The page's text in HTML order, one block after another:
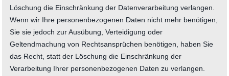
Löschung die Einschränkung der Datenverarbeitung verlangen.
Wenn wir Ihre personenbezogenen Daten nicht mehr benötigen,
Sie sie jedoch zur Ausübung, Verteidigung oder
Geltendmachung von Rechtsansprüchen benötigen, haben Sie
das Recht, statt der Löschung die Einschränkung der
Verarbeitung Ihrer personenbezogenen Daten zu verlangen.